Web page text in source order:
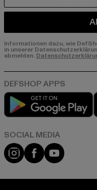
Informationen dazu, wie
in unserer
abmelden.
Instagram
FacebookYouTube